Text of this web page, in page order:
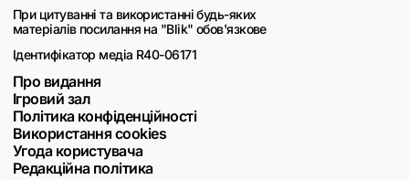
При цитуванні та використанні будь-яких
матеріалів посилання на "Blik" обов'язкове
Ідентифікатор медіа R40-06171
Про видання
Ігровий зал
Політика конфіденційності
Використання cookies
Угода користувача
Редакційна політика